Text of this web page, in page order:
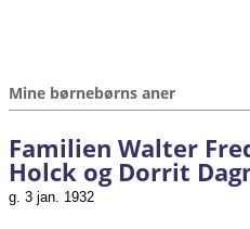
Mine børnebørns aner
Familien Walter
Holck og Dorrit
g. 3 jan. 1932